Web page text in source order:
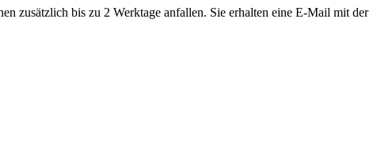
zusätzlich bis zu 2 Werktage anfallen. Sie erhalten eine E-Mail mit der